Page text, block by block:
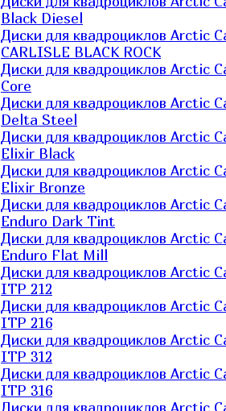
Black Diesel
Диски для квадроциклов Arctic
CARLISLE BLACK ROCK
Диски для квадроциклов Arctic
Core
Диски для квадроциклов Arctic
Delta Steel
Диски для квадроциклов Arctic
Elixir Black
Диски для квадроциклов Arctic
Elixir Bronze
Диски для квадроциклов Arctic
Enduro Dark Tint
Диски для квадроциклов Arctic
Enduro Flat Mill
Диски для квадроциклов Arctic
ITP 212
Диски для квадроциклов Arctic
ITP 216
Диски для квадроциклов Arctic
ITP 312
Диски для квадроциклов Arctic
ITP 316
Диски для квадроциклов Arctic